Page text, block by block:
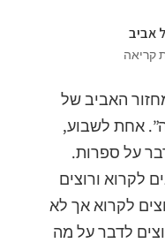
אביב
קריאה
מחזור האביב של
אחת לשבוע,
ניפגש ונדבר על ספרות.
לקרוא ורוצים
לקרוא אך לא
לדבר על מה